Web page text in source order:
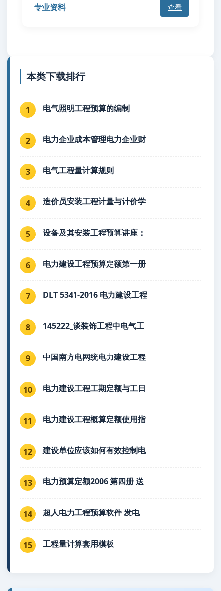
专业资料 查看
本类下载排行
1 电气照明工程预算的编制
2 电力企业成本管理电力企业财
3 电气工程量计算规则
4 造价员安装工程计量与计价学
5 设备及其安装工程预算讲座：
6 电力建设工程预算定额第一册
7 DLT 5341-2016 电力建设工程
8 145222_谈装饰工程中电气工
9 中国南方电网统电力建设工程
10 电力建设工程工期定额与工日
11 电力建设工程概算定额使用指
12 建设单位应该如何有效控制电
13 电力预算定额2006 第四册 送
14 超人电力工程预算软件 发电
15 工程量计算套用模板